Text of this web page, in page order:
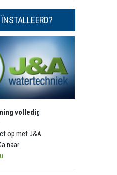
volledig
op met J&A
naar